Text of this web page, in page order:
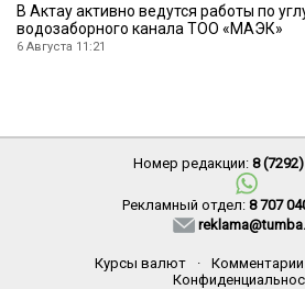
В Актау активно ведутся работы по
водозаборного канала ТОО «МАЭК»
6 Августа 11:21
Номер редакции: 8
Рекламный отдел: 8 707
Курсы валют · Комментарии